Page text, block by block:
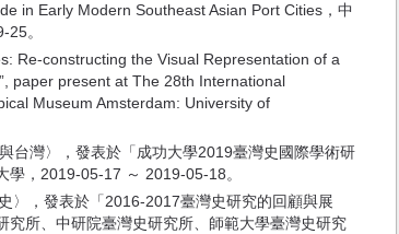
in Early Modern Southeast Asian Port Cities，中
。
Re-constructing the Visual Representation of a
paper present at The 28th International
Museum Amsterdam: University of
台灣〉，發表於「成功大學2019臺灣史國際學術研
，2019-05-17 ～ 2019-05-18。
〉，發表於「2016-2017臺灣史研究的回顧與展
所、中研院臺灣史研究所、師範大學臺灣史研究